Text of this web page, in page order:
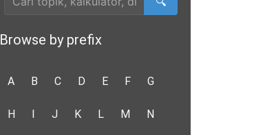
Browse by prefix
A B C D E F G
H I J K L M N